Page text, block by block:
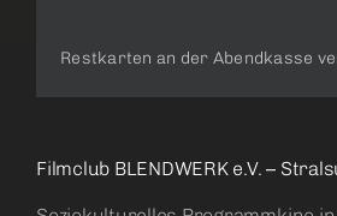
Restkarten an der Abendkasse
Filmclub BLENDWERK e.V. –